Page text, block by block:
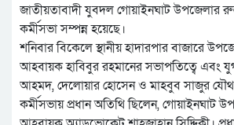
জাতীয়তাবাদী যুবদল গোয়াইনঘাট উপজেলার
কর্মীসভা সম্পন্ন হয়েছে।
শনিবার বিকেলে স্থানীয় হাদারপার বাজারে
আহবায়ক হাবিবুর রহমানের সভাপতিত্বে এবং
আহমদ, দেলোয়ার হোসেন ও মাহবুব সাজুর যৌথ
কর্মীসভায় প্রধান অতিথি ছিলেন, গোয়াইনঘাট